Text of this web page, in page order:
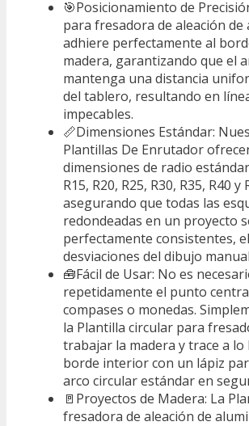
🎯Posicionamiento de
para fresadora de aleación de
adhiere perfectamente al
madera, garantizando que el
mantenga una distancia
del tablero, resultando en
impecables.
📏Dimensiones Estándar:
Plantillas De Enrutador
dimensiones de radio
R15, R20, R25, R30, R35, R40 y
asegurando que todas las
redondeadas en un proyecto
perfectamente consistentes,
desviaciones del dibujo
🧰Fácil de Usar: No es
repetidamente el punto
compases o monedas.
la Plantilla circular para
trabajar la madera y trace a lo
borde interior con un lápiz
arco circular estándar en
🚪Proyectos de Madera: La
fresadora de aleación de